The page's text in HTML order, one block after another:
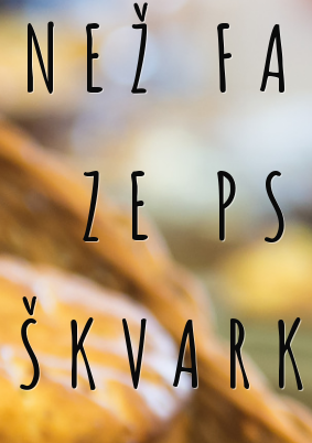
NEŽ
ZE